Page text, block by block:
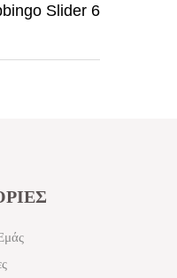
Slider 6